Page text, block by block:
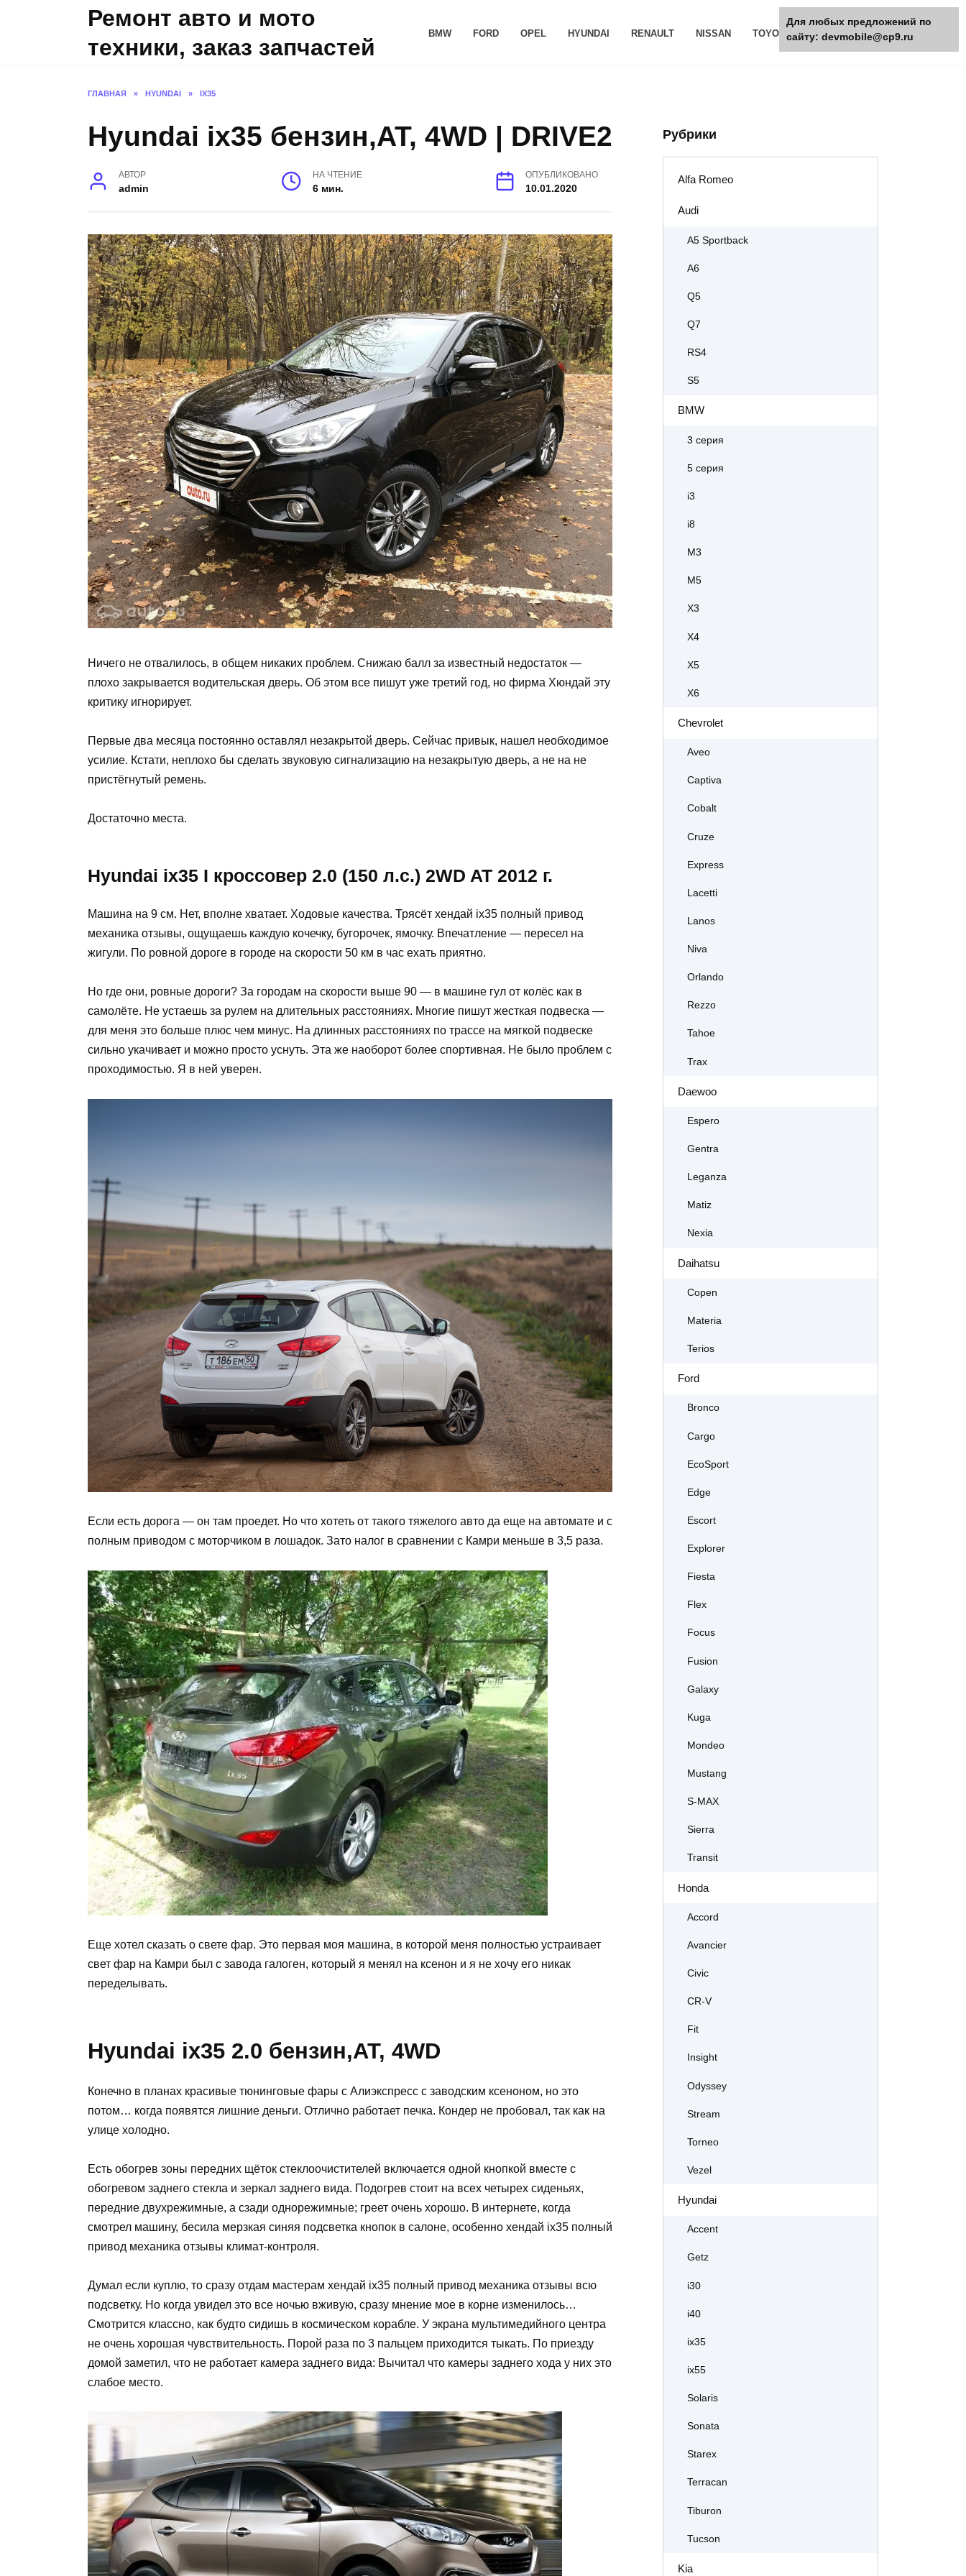
Ремонт авто и мото
техники, заказ запчастей
BMW FORD OPEL HYUNDAI RENAULT NISSAN TOYOTA РАЗНОЕ
ГЛАВНАЯ » HYUNDAI » IX35
Hyundai ix35 бензин,AT, 4WD | DRIVE2
АВТОР
admin
НА ЧТЕНИЕ
6 мин.
ОПУБЛИКОВАНО
10.01.2020
Ничего не отвалилось, в общем никаких проблем. Снижаю балл за известный недостаток —
плохо закрывается водительская дверь. Об этом все пишут уже третий год, но фирма Хюндай эту
критику игнорирует.
Первые два месяца постоянно оставлял незакрытой дверь. Сейчас привык, нашел необходимое
усилие. Кстати, неплохо бы сделать звуковую сигнализацию на незакрытую дверь, а не на не
пристёгнутый ремень.
Достаточно места.
Hyundai ix35 I кроссовер 2.0 (150 л.с.) 2WD AT 2012 г.
Машина на 9 см. Нет, вполне хватает. Ходовые качества. Трясёт хендай ix35 полный привод
механика отзывы, ощущаешь каждую кочечку, бугорочек, ямочку. Впечатление — пересел на
жигули. По ровной дороге в городе на скорости 50 км в час ехать приятно.
Но где они, ровные дороги? За городам на скорости выше 90 — в машине гул от колёс как в
самолёте. Не устаешь за рулем на длительных расстояниях. Многие пишут жесткая подвеска —
для меня это больше плюс чем минус. На длинных расстояниях по трассе на мягкой подвеске
сильно укачивает и можно просто уснуть. Эта же наоборот более спортивная. Не было проблем с
проходимостью. Я в ней уверен.
Если есть дорога — он там проедет. Но что хотеть от такого тяжелого авто да еще на автомате и с
полным приводом с моторчиком в лошадок. Зато налог в сравнении с Камри меньше в 3,5 раза.
Еще хотел сказать о свете фар. Это первая моя машина, в которой меня полностью устраивает
свет фар на Камри был с завода галоген, который я менял на ксенон и я не хочу его никак
переделывать.
Hyundai ix35 2.0 бензин,AT, 4WD
Конечно в планах красивые тюнинговые фары с Алиэкспресс с заводским ксеноном, но это
потом… когда появятся лишние деньги. Отлично работает печка. Кондер не пробовал, так как на
улице холодно.
Есть обогрев зоны передних щёток стеклоочистителей включается одной кнопкой вместе с
обогревом заднего стекла и зеркал заднего вида. Подогрев стоит на всех четырех сиденьях,
передние двухрежимные, а сзади однорежимные; греет очень хорошо. В интернете, когда
смотрел машину, бесила мерзкая синяя подсветка кнопок в салоне, особенно хендай ix35 полный
привод механика отзывы климат-контроля.
Думал если куплю, то сразу отдам мастерам хендай ix35 полный привод механика отзывы всю
подсветку. Но когда увидел это все ночью вживую, сразу мнение мое в корне изменилось…
Смотрится классно, как будто сидишь в космическом корабле. У экрана мультимедийного центра
не очень хорошая чувствительность. Порой раза по 3 пальцем приходится тыкать. По приезду
домой заметил, что не работает камера заднего вида: Вычитал что камеры заднего хода у них это
слабое место.
Рубрики
Alfa Romeo
Audi
A5 Sportback
A6
Q5
Q7
RS4
S5
BMW
3 серия
5 серия
i3
i8
M3
M5
X3
X4
X5
X6
Chevrolet
Aveo
Captiva
Cobalt
Cruze
Express
Lacetti
Lanos
Niva
Orlando
Rezzo
Tahoe
Trax
Daewoo
Espero
Gentra
Leganza
Matiz
Nexia
Daihatsu
Copen
Materia
Terios
Ford
Bronco
Cargo
EcoSport
Edge
Escort
Explorer
Fiesta
Flex
Focus
Fusion
Galaxy
Kuga
Mondeo
Mustang
S-MAX
Sierra
Transit
Honda
Accord
Avancier
Civic
CR-V
Fit
Insight
Odyssey
Stream
Torneo
Vezel
Hyundai
Accent
Getz
i30
i40
ix35
ix55
Solaris
Sonata
Starex
Terracan
Tiburon
Tucson
Kia
Для любых предложений по
сайту: devmobile@cp9.ru